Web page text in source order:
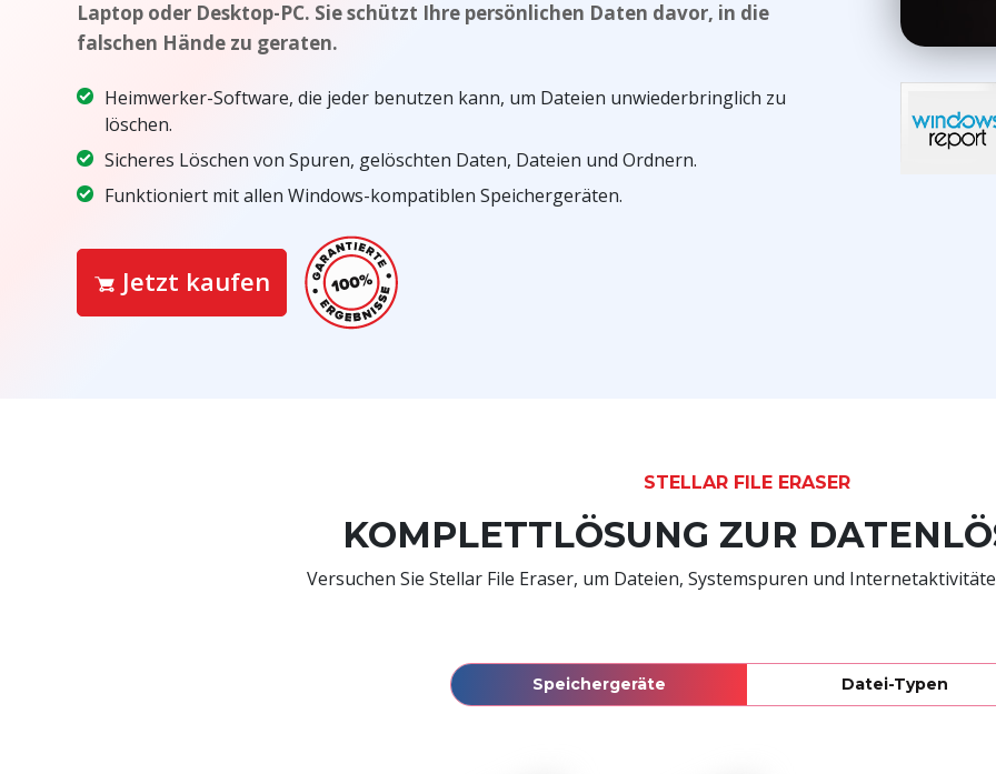
Laptop oder Desktop-PC. Sie schützt Ihre persönlichen Daten davor, in die
falschen Hände zu geraten.
Heimwerker-Software, die jeder benutzen kann, um Dateien unwiederbringlich zu
löschen.
Sicheres Löschen von Spuren, gelöschten Daten, Dateien und Ordnern.
Funktioniert mit allen Windows-kompatiblen Speichergeräten.
Jetzt kaufen
STELLAR FILE ERASER
KOMPLETTLÖSUNG ZUR
Versuchen Sie Stellar File Eraser, um Dateien, Systemspuren und
Speichergeräte Datei-Typen